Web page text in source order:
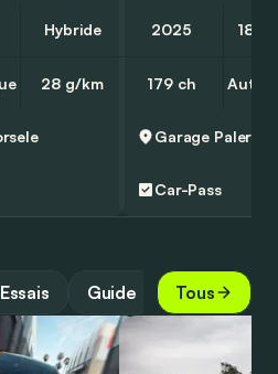
Hybride
28 g/km
2025 18
179 ch
Garage Palermo
Car-Pass
Essais Guide Tous